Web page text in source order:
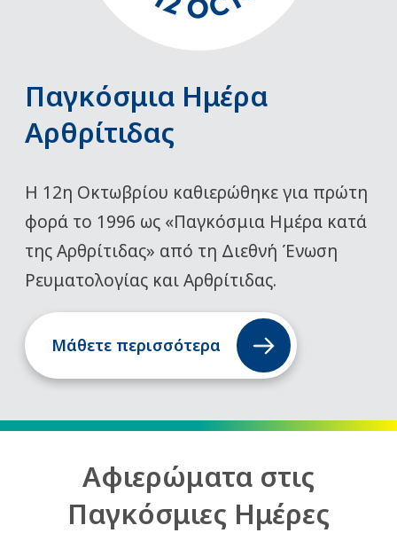
Παγκόσμια Ημέρα
Αρθρίτιδας
Η 12η Οκτωβρίου καθιερώθηκε για πρώτη
φορά το 1996 ως «Παγκόσμια Ημέρα κατά
της Αρθρίτιδας» από τη Διεθνή Ένωση
Ρευματολογίας και Αρθρίτιδας.
Μάθετε περισσότερα
Αφιερώματα στις
Παγκόσμιες Ημέρες